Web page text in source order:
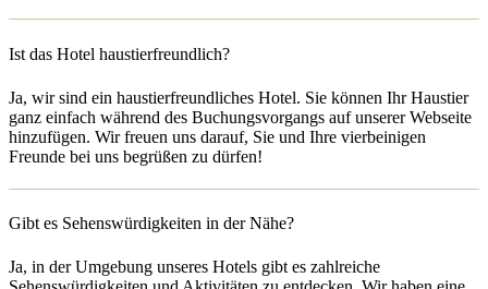
Ist das Hotel haustierfreundlich?
Ja, wir sind ein haustierfreundliches Hotel. Sie können Ihr Haustier
ganz einfach während des Buchungsvorgangs auf unserer Webseite
hinzufügen. Wir freuen uns darauf, Sie und Ihre vierbeinigen
Freunde bei uns begrüßen zu dürfen!
Gibt es Sehenswürdigkeiten in der Nähe?
Ja, in der Umgebung unseres Hotels gibt es zahlreiche